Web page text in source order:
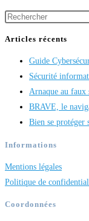
Articles récents
Guide
Sécurité
Arnaque au faux
BRAVE, le
Bien se protéger
Informations
Mentions légales
Politique de
Coordonnées